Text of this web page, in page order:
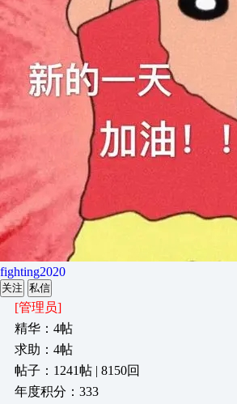
fighting2020
关注 私信
[管理员]
精华：4帖
求助：4帖
帖子：1241帖 | 8150回
年度积分：333